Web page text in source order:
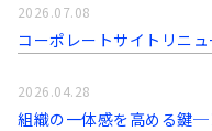
コーポレートサイトリニ
2026.07.08
組織の一体感を高める鍵
2026.04.28